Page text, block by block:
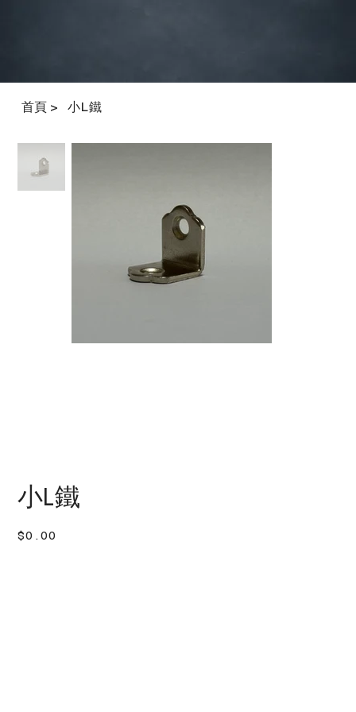
首頁 > 小L鐵
小L鐵
價
格
$0.00